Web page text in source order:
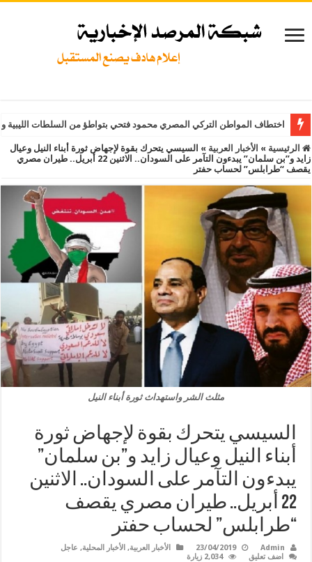
اختطاف المواطن التركي المصري محمود فتحي بتواطؤ من السلطات
الرئيسية » الأخبار العربية » السيسي يتحرك بقوة لإجهاض ثورة أبناء النيل وعيال
زايد و”بن سلمان” يبدءون التآمر على السودان.. الاثنين 22 أبريل.. طيران مصري
يقصف “طرابلس” لحساب حفتر
مثلث الشر واستهداث ثورة أبناء النيل
السيسي يتحرك بقوة لإجهاض ثورة
أبناء النيل وعيال زايد و”بن سلمان”
يبدءون التآمر على السودان.. الاثنين
22 أبريل.. طيران مصري يقصف
“طرابلس” لحساب حفتر
Admin
23/04/2019 الأخبار العربية, الأخبار المحلية, عاجل
اضف تعليق
2,034 زيارة